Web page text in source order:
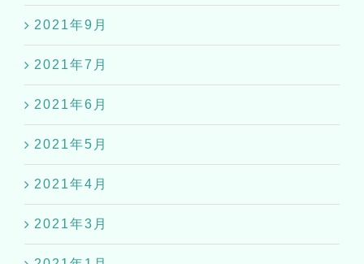
2021年9月
2021年7月
2021年6月
2021年5月
2021年4月
2021年3月